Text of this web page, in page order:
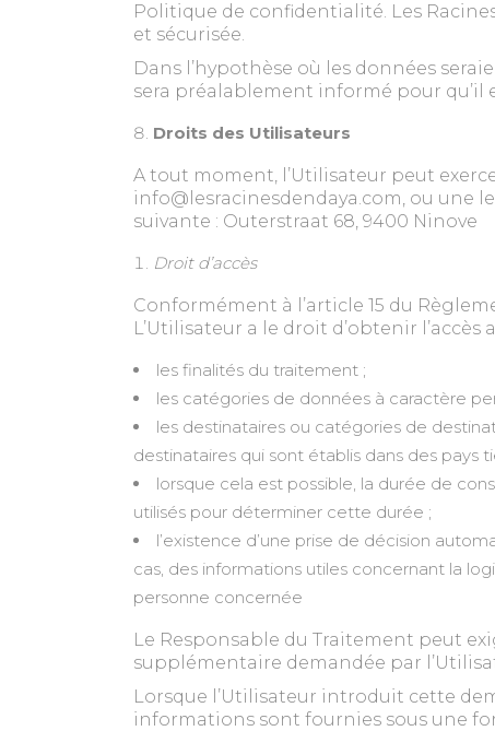
Politique de confidentialité. Les
et sécurisée.
Dans l’hypothèse où les données
sera préalablement informé pour qu’il
Droits des Utilisateurs
A tout moment, l’Utilisateur peut
info@lesracinesdendaya.com, ou une
suivante : Outerstraat 68, 9400 Ninove
Droit d’accès
Conformément à l’article 15 du
L’Utilisateur a le droit d’obtenir
les finalités du traitement ;
les catégories de données à caractère
les destinataires ou catégories de
destinataires qui sont établis dans des pays
lorsque cela est possible, la durée de
utilisés pour déterminer cette durée ;
l’existence d’une prise de décision
cas, des informations utiles concernant la
personne concernée
Le Responsable du Traitement peut
supplémentaire demandée par
Lorsque l’Utilisateur introduit cette
informations sont fournies sous une